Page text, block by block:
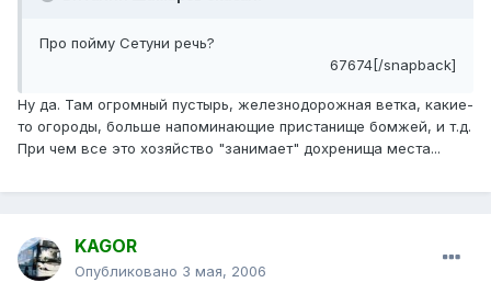
Про пойму Сетуни речь?
67674[/snapback]
Ну да. Там огромный пустырь, железнодорожная ветка, какие-
то огороды, больше напоминающие пристанище бомжей, и т.д.
При чем все это хозяйство "занимает" дохренища места...
KAGOR
Опубликовано 3 мая, 2006